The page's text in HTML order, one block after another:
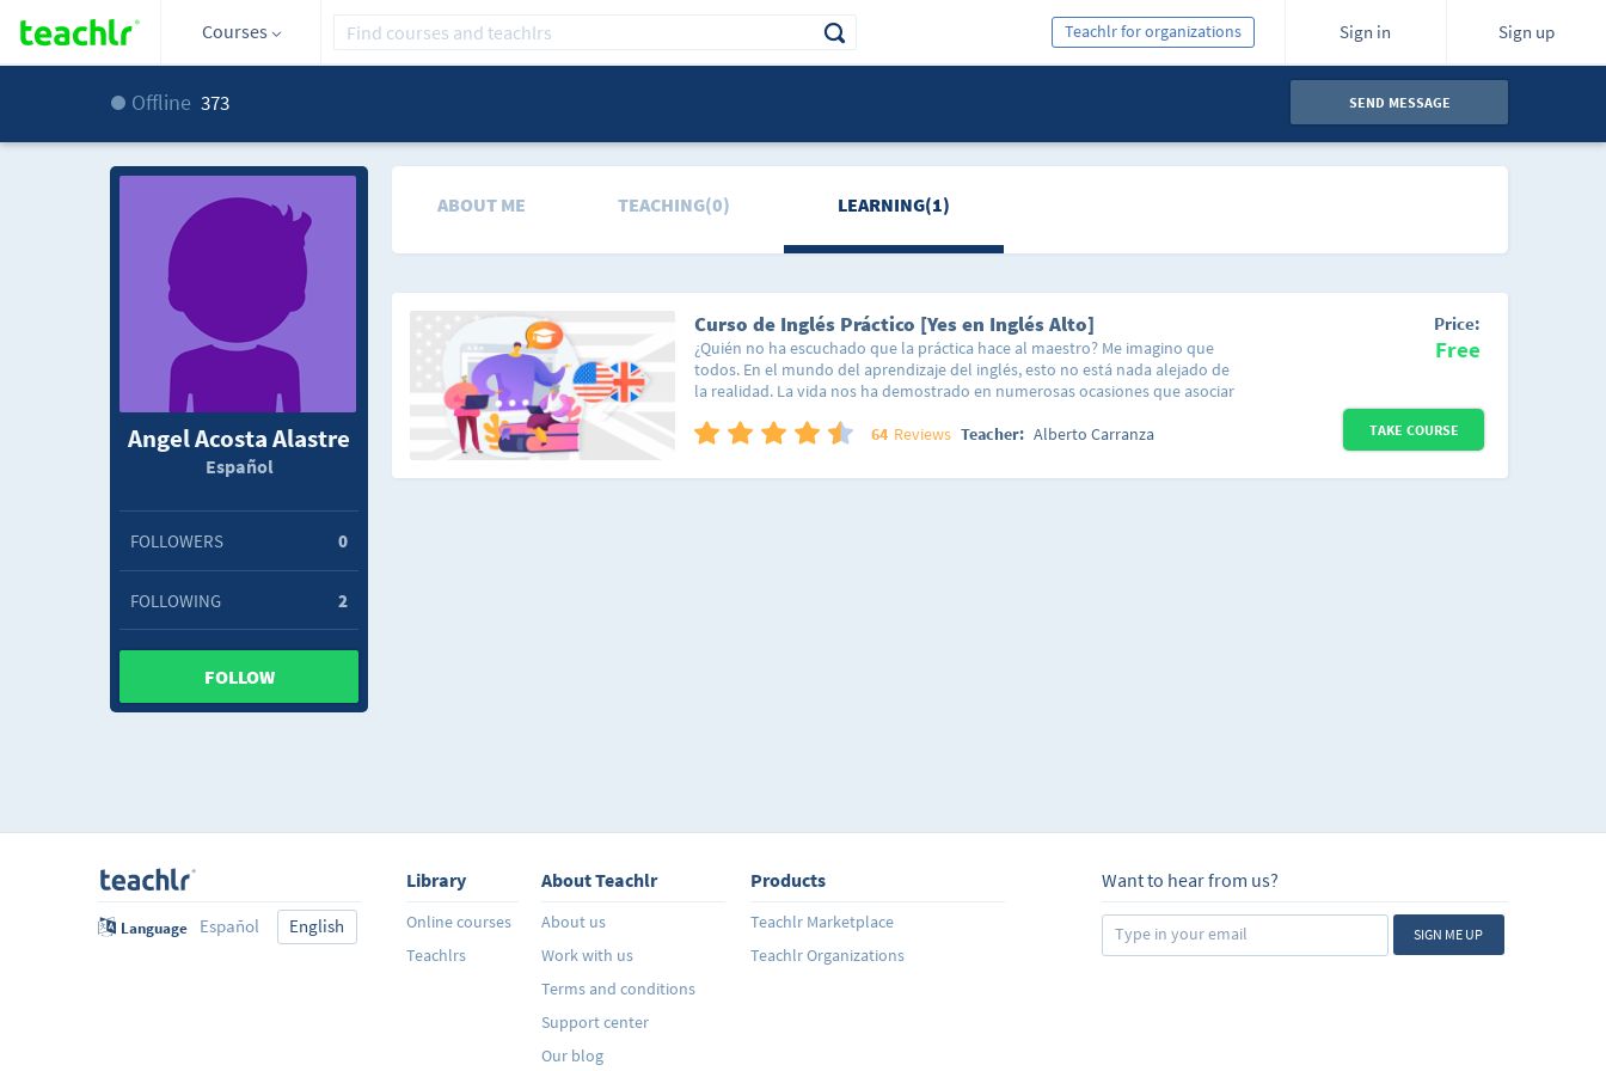
Courses Sign in Sign up
Teachlr for organizations
Offline 373 SEND MESSAGE
Angel Acosta Alastre
Español
FOLLOWERS 0
FOLLOWING 2
FOLLOW
ABOUT ME TEACHING(0) LEARNING(1)
Curso de Inglés Práctico [Yes en Inglés Alto]
¿Quién no ha escuchado que la práctica hace al maestro? Me imagino que
todos. En el mundo del aprendizaje del inglés, esto no está nada alejado de
la realidad. La vida nos ha demostrado en numerosas ocasiones que asociar
una excelente forma de retener información a futuro. ¿Y por qué te
donde se da el salto a las situaciones prácticas y circunstancias de la vida
64 Reviews Teacher: Alberto Carranza
Price:
Free
TAKE COURSE
Language Español English
Library
Online courses
Teachlrs
About Teachlr
About us
Work with us
Terms and conditions
Support center
Our blog
Products
Teachlr Marketplace
Teachlr Organizations
Want to hear from us?
SIGN ME UP